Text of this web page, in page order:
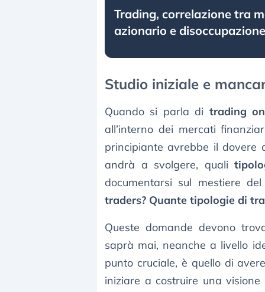
Trading, correlazione tra
azionario e disoccupazione
Studio iniziale e
Quando si parla di trading
all’interno dei mercati
principiante avrebbe il dovere
andrà a svolgere, quali
documentarsi sul mestiere
traders? Quante tipologie di
Queste domande devono
saprà mai, neanche a livello
punto cruciale, è quello di
iniziare a costruire una